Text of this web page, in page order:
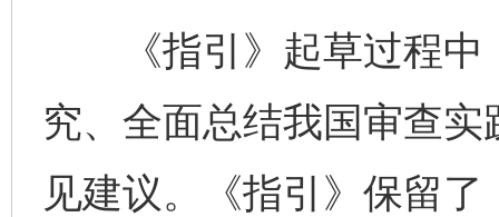
《指引》起草过程中
究、全面总结我国审查
见建议。《指引》保留